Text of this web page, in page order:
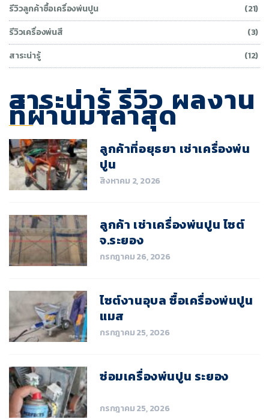
รีวิวลูกค้าซื้อเครื่องพ่นปูน
(21)
รีวิวเครื่องพ่นสี
(3)
สาระน่ารู้
(12)
สาระน่ารู้ รีวิว ผลงาน
ที่ผ่านมาล่าสุด
สิงหาคม 2, 2026
ลูกค้าที่อยุธยา เช่าเครื่องพ่น
ปูน
กรกฎาคม 26, 2026
ลูกค้า เช่าเครื่องพ่นปูน ไซต์
จ.ระยอง
กรกฎาคม 25, 2026
ไซต์งานอุบล ซื้อเครื่องพ่นปูน
แมส
กรกฎาคม 25, 2026
ซ่อมเครื่องพ่นปูน ระยอง